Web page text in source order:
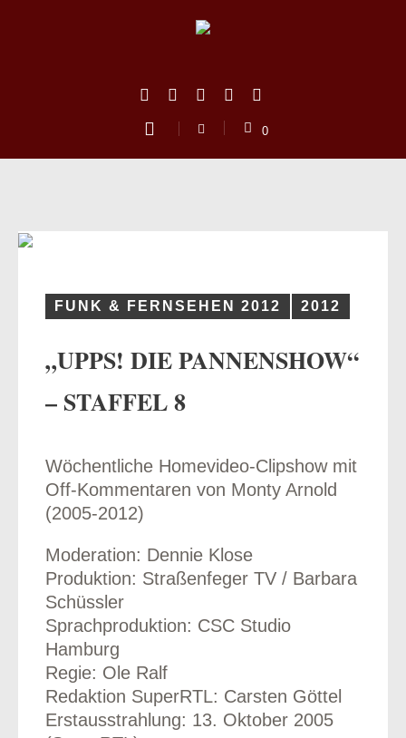
0
FUNK & FERNSEHEN 2012 2012
„UPPS! DIE PANNENSHOW“
– STAFFEL 8
Wöchentliche Homevideo-Clipshow mit
Off-Kommentaren von Monty Arnold
(2005-2012)
Moderation: Dennie Klose
Produktion: Straßenfeger TV / Barbara
Schüssler
Sprachproduktion: CSC Studio
Hamburg
Regie: Ole Ralf
Redaktion SuperRTL: Carsten Göttel
Erstausstrahlung: 13. Oktober 2005